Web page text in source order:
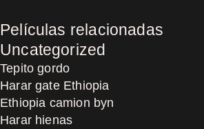
Películas relacionadas
Uncategorized
Tepito gordo
Harar gate Ethiopia
Ethiopia camion byn
Harar hienas